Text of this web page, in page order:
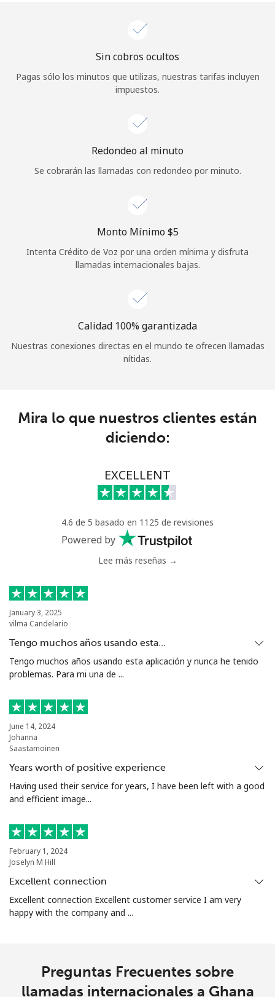
¡Hola!
Inicia sesión oREGÍSTRATE →
¿Olvidaste tu contraseña? →
Continuar con
Sin cobros ocultos
Pagas sólo los minutos que utilizas, nuestras tarifas incluyen
impuestos.
Redondeo al minuto
Se cobrarán las llamadas con redondeo por minuto.
Monto Mínimo ⁦$5⁩
Intenta Crédito de Voz por una orden mínima y disfruta
llamadas internacionales bajas.
Calidad 100% garantizada
Nuestras conexiones directas en el mundo te ofrecen llamadas
nítidas.
Mira lo que nuestros clientes están
diciendo:
EXCELLENT
4.6 de 5 basado en 1125 de revisiones
Powered by
Lee más reseñas →
January 3, 2025
vilma Candelario
Tengo muchos años usando esta…
Tengo muchos años usando esta aplicación y nunca he tenido
problemas. Para mi una de ...
June 14, 2024
Johanna
Saastamoinen
Years worth of positive experience
Having used their service for years, I have been left with a good
and efficient image...
February 1, 2024
Joselyn M Hill
Excellent connection
Excellent connection Excellent customer service I am very
happy with the company and ...
Preguntas Frecuentes sobre
llamadas internacionales a Ghana